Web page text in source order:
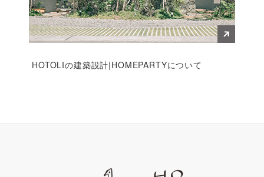
HOTOLIの建築設計|HOMEPARTYについて